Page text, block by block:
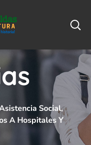
Social,
A Hospitales Y